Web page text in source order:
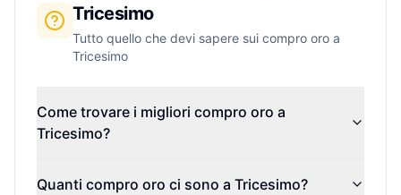
Tricesimo
Tutto quello che devi sapere sui compro oro a
Tricesimo
Come trovare i migliori compro oro a
Tricesimo?
Quanti compro oro ci sono a Tricesimo?